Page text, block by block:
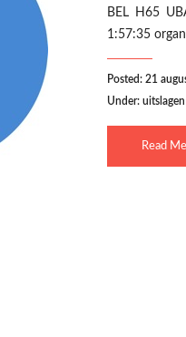
BEL H65
1:57:35
Posted: 21
Under: uitslagen
Read Me